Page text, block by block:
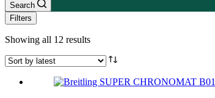
Search
Filters
Showing all 12 resultsSorted
latest